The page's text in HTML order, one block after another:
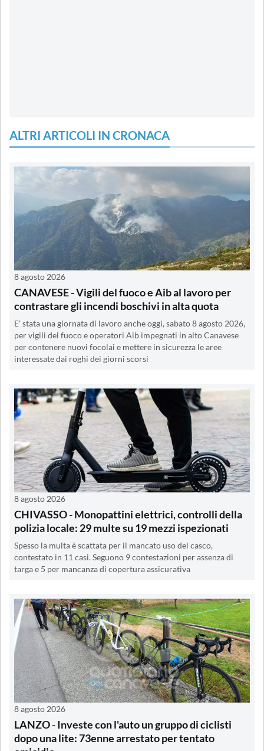
ALTRI ARTICOLI IN CRONACA
8 agosto 2026
CANAVESE - Vigili del fuoco e Aib al lavoro per
contrastare gli incendi boschivi in alta quota
E' stata una giornata di lavoro anche oggi, sabato 8 agosto 2026,
per vigili del fuoco e operatori Aib impegnati in alto Canavese
per contenere nuovi focolai e mettere in sicurezza le aree
interessate dai roghi dei giorni scorsi
8 agosto 2026
CHIVASSO - Monopattini elettrici, controlli della
polizia locale: 29 multe su 19 mezzi ispezionati
Spesso la multa è scattata per il mancato uso del casco,
contestato in 11 casi. Seguono 9 contestazioni per assenza di
targa e 5 per mancanza di copertura assicurativa
8 agosto 2026
LANZO - Investe con l'auto un gruppo di ciclisti
dopo una lite: 73enne arrestato per tentato